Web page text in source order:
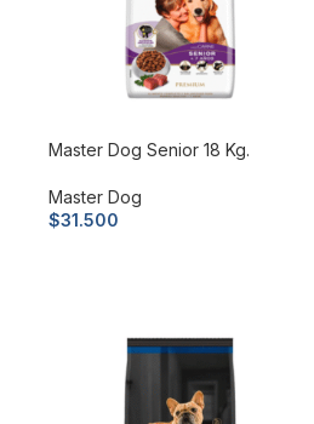
Master Dog Senior 18 Kg.
Master Dog
$31.500